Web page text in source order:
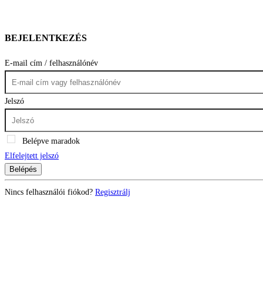
BEJELENTKEZÉS
E-mail cím / felhasználónév
Jelszó
Belépve maradok
Elfelejtett jelszó
Belépés
Nincs felhasználói fiókod? Regisztrálj